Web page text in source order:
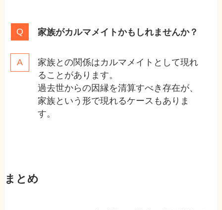
家族がカルマメイトかもしれませんか？
家族との関係はカルマメイトとして現れ
ることがあります。
過去世からの因縁を清算すべき存在が、
家族という形で現れるケースもありま
す。
まとめ